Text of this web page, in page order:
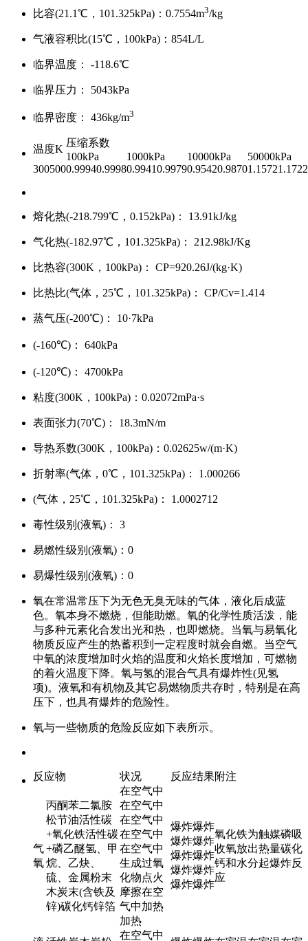
比容(21.1℃ ，101.325kPa)：0.7554m3/kg
气液容积比(15℃ ，100kPa)：854L/L
临界温度： -118.6℃
临界压力： 5043kPa
临界密度： 436kg/m3
温度K
压缩系数
100kPa
1000kPa 10000kPa
50000kPa
3005000.99940.99980.99410.99790.95420.98701.15721.1722
熔化热(-218.799℃ ，0.152kPa)： 13.91kJ/kg
气化热(-182.97℃ ，101.325kPa)： 212.98kJ/Kg
比热容(300K，100kPa)： CP=920.26J/(kg·K)
比热比(气体，25℃ ，101.325kPa)： CP/Cv=1.414
蒸气压(-200℃)： 10·7kPa
(-160℃)： 640kPa
(-120℃)： 4700kPa
粘度(300K，100kPa)：0.02072mPa·s
表面张力(70℃)： 18.3mN/m
导热系数(300K，100kPa)：0.02625w/(m·K)
折射率(气体，0℃ ，101.325kPa)： 1.000266
(气体，25℃ ，101.325kPa)： 1.0002712
毒性级别(液氧)： 3
易燃性级别(液氧)：0
易爆性级别(液氧)：0
氧在常温常压下为无色无臭无味的气体，液化后成蓝
色。氧本身不燃烧，但能助燃。氧的化学性质活泼，能
与多种元素化合发出光和热，也即燃烧。当氧与易氧化
物质反应产生的热蓄积到一定程度时就会自燃。当空气
中氧的浓度增加时火焰的温度和火焰长度增加，可燃物
的着火温度下降。氧与氢的混合气具有爆炸性(见氢
项)。液氧和有机物及其它易燃物质共存时，特别是在高
压下，也具有爆炸的危险性。
氧与一些物质的危险反应如下表所示。
反应物 状况 反应结果附注
气
氧
丙酮苯二氯胺
松节油活性碳
+氧化铁活性碳
+磷乙醚氢、甲
烷、乙炔、
硫、金属粉末
木炭末(含铁及
锌)碳化钙锌箔
在空气中
在空气中
在空气中
在空气中
在空气中
生成过氧
化物点火
摩擦在空
气中加热
加热
爆炸爆炸
爆炸爆炸
爆炸爆炸
爆炸爆炸
爆炸爆炸
氧化铁为触媒磷吸
收氧放出热量碳化
钙和水分起爆炸反
应
在空气中